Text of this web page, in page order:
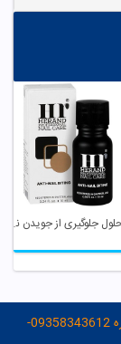
محلول جلوگیری از جویدن ناخن هراند
مشاوره رایگان بصورت چت در واتساپ و تلگرام با شماره 09358343612-